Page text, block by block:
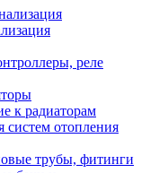
реле
к радиаторам
отопления
трубы, фитинги